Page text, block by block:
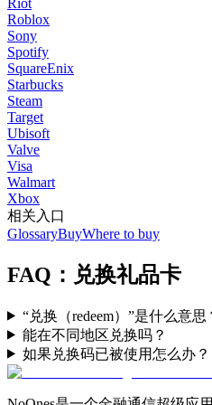
Roblox
Sony
Spotify
SquareEnix
Starbucks
Steam
Target
Ubisoft
Valve
Visa
Walmart
Xbox
相关入口
GlossaryBuyWhere to buy
FAQ：兑换礼品卡
“兑换（redeem）”是什么意思
能在不同地区兑换吗？
如果兑换码已被使用怎么办？